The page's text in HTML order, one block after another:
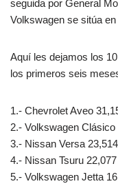
seguida por General
Volkswagen se sitúa
Aquí les dejamos los
los primeros seis
1.- Chevrolet Aveo
2.- Volkswagen
3.- Nissan Versa
4.- Nissan Tsuru
5.- Volkswagen Jetta